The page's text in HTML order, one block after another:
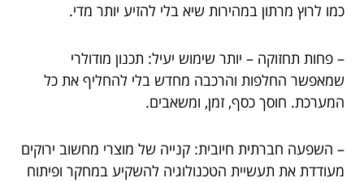
כמו לרוץ מרתון במהירות שיא בלי להזיע יותר מדי.
– פחות תחזוקה – יותר שימוש יעיל: תכנון מודולרי
שמאפשר החלפות והרכבה מחדש בלי להחליף את כל
המערכת. חוסך כסף, זמן, ומשאבים.
– השפעה חברתית חיובית: קנייה של מוצרי מחשוב ירוקים
מעודדת את תעשיית הטכנולוגיה להשקיע במחקר ופיתוח